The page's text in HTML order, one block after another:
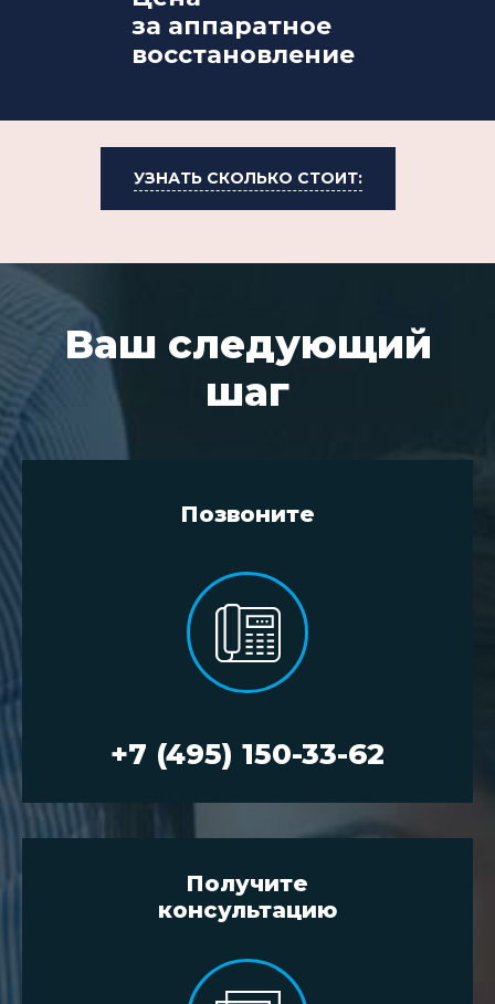
за аппаратное
восстановление
УЗНАТЬ СКОЛЬКО СТОИТ:
Ваш следующий
шаг
Позвоните
+7 (495) 150-33-62
Получите
консультацию